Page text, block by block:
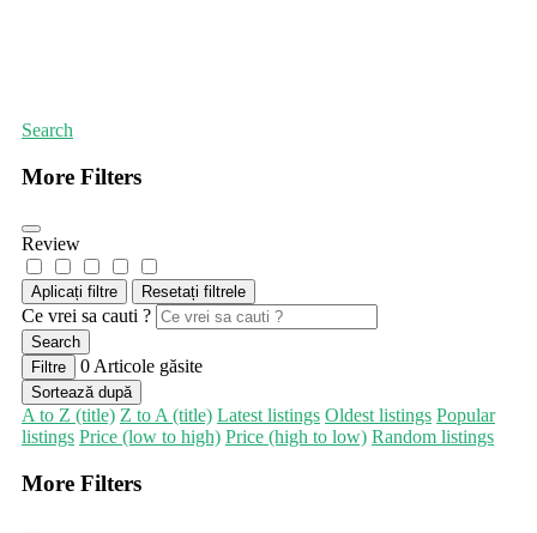
Search
More Filters
Review
Aplicați filtre Resetați filtrele
Ce vrei sa cauti ?
Search
Filtre
0 Articole găsite
Sortează după
A to Z (title) Z to A (title) Latest listings Oldest listings Popular
listings Price (low to high) Price (high to low) Random listings
More Filters